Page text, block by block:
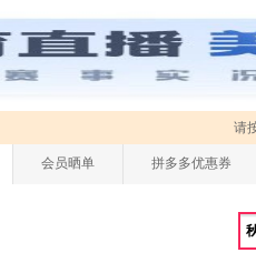
请
会员晒单 拼多多优惠券